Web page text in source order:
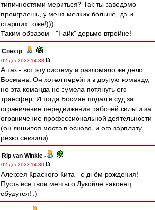
типичностями мериться? Так ты заведомо
проиграешь, у меня мелких больше, да и
старших тоже!)))
Таким образом - "Найк" дерьмо втройне!
Спектр -
02 дек 2023 14:33
А так - вот эту систему и разломало же дело
Босмана. Он хотел перейти в другую команду,
но эта команда не сумела потянуть его
трансфер. И тогда Босман подал в суд за
ограничение передвижения рабочей силы и за
ограничение профессиональной деятельности
(он лишился места в основе, и его зарплату
резко снизили).
Rip van Winkle -
02 дек 2023 14:30
Алексея Красного Кита - с днём рождения!
Пусть все твои мечты о Лукойле наконец
сбудутся! :)